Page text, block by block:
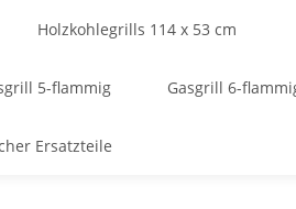
Holzkohlegrills 114 x 53 cm
5-flammig Gasgrill 6-
Ersatzteile